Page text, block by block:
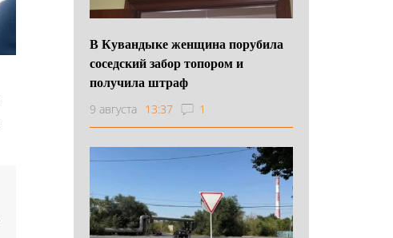
В Кувандыке женщина порубила
соседский забор топором и
получила штраф
9 августа 13:37 1